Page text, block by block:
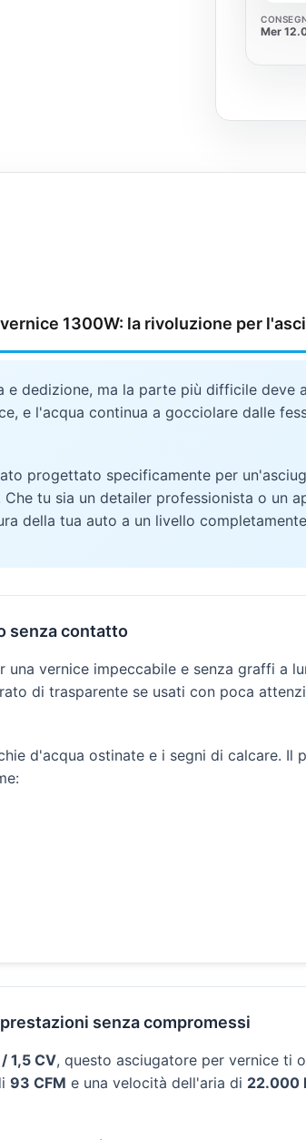
Mer
1300W: la rivoluzione per
dedizione, ma la parte più difficile deve
e l'acqua continua a gocciolare dalle
progettato specificamente per
tu sia un detailer professionista o un
della tua auto a un livello
senza contatto
vernice impeccabile e senza graffi a
di trasparente se usati con poca
d'acqua ostinate e i segni di calcare.
senza compromessi
1,5 CV, questo asciugatore per vernice ti
93 CFM e una velocità dell'aria di 22.000